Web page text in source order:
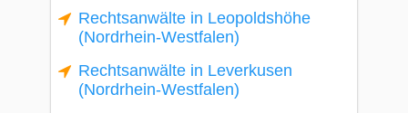
Rechtsanwälte in Leopoldshöhe
(Nordrhein-Westfalen)
Rechtsanwälte in Leverkusen
(Nordrhein-Westfalen)